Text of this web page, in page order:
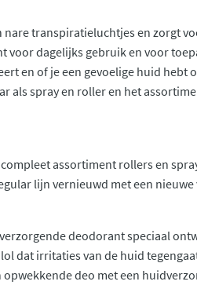
transpiratieluchtjes en zorgt
voor dagelijks gebruik en voor
en of je een gevoelige huid
als spray en roller en het
assortiment rollers en
lijn vernieuwd met een
deodorant speciaal
dat irritaties van de huid
opwekkende deo met een